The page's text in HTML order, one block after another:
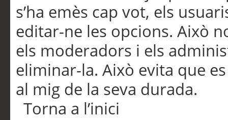
s’ha emès cap vot, els
editar-ne les opcions. Això
els moderadors i els
eliminar-la. Això evita que
al mig de la seva durada.
Torna a l’inici